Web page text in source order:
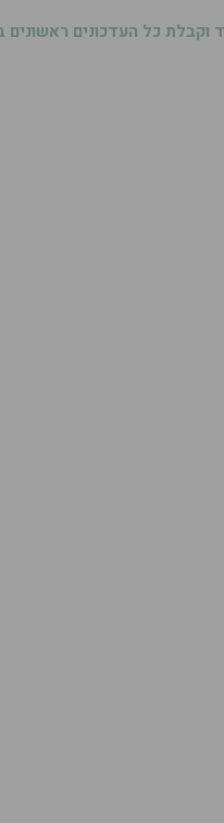
כל העדכונים ראשונים